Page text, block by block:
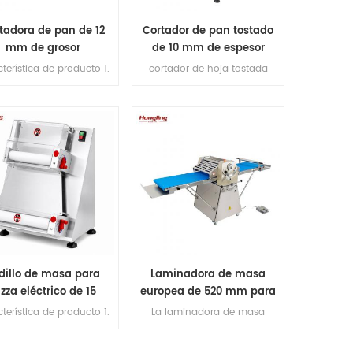
de pan de 12
mm de grosor
de producto 1.
longitud de pan
3.Capacidad de
200-300pcs / h.
motor de cobre en el
Plataforma de 5,1 mm
de espesor de acero
6.espesor de corte:
12 mm
Cortador de pan tostado
de 10 mm de espesor
cortador de hoja tostada
elección, pero si tiene otros
personalizadas.
de masa para
eléctrico de 15
pulgadas
de producto 1.
Laminadora de masa
europea de 520 mm para
panadería
La laminadora de masa